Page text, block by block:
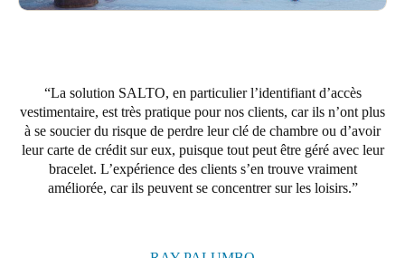
La solution SALTO, en particulier l’identifiant d’accès
vestimentaire, est très pratique pour nos clients, car ils n’ont plus
à se soucier du risque de perdre leur clé de chambre ou d’avoir
leur carte de crédit sur eux, puisque tout peut être géré avec leur
bracelet. L’expérience des clients s’en trouve vraiment
améliorée, car ils peuvent se concentrer sur les loisirs.